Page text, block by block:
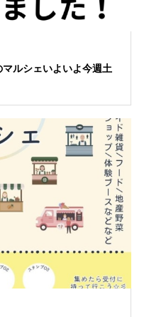
マルシェいよいよ今週土